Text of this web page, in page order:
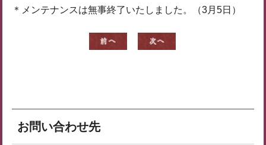
＊メンテナンスは無事終了いたしました。（3月5日）
お問い合わせ先